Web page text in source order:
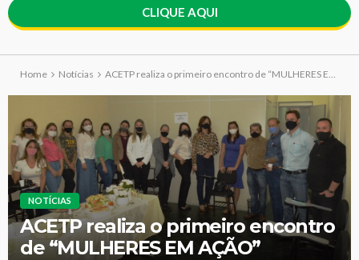
CLIQUE AQUI
Home Notícias ACETP realiza o primeiro encontro de “MULHERES EM AÇÃO”
NOTÍCIAS
ACETP realiza o primeiro encontro
de “MULHERES EM AÇÃO”